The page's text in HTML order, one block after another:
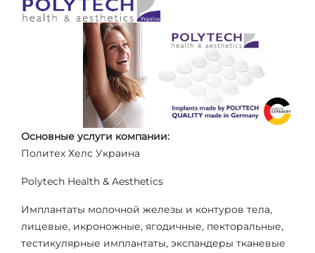
Основные услуги компании:
Политех Хелс Украина
Polytech Health & Aesthetics
Имплантаты молочной железы и контуров тела,
лицевые, икроножные, ягодичные, пекторальные,
тестикулярные имплантаты, экспандеры тканевые